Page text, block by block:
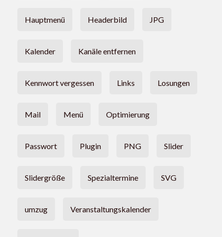
Hauptmenü Headerbild JPG
Kalender Kanäle entfernen
Kennwort vergessen Links Losungen
Mail Menü Optimierung
Passwort Plugin PNG Slider
Slidergröße Spezialtermine SVG
umzug Veranstaltungskalender